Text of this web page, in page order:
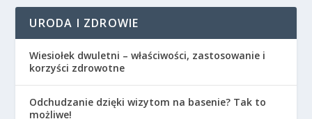
URODA I ZDROWIE
Wiesiołek dwuletni – właściwości, zastosowanie i
korzyści zdrowotne
Odchudzanie dzięki wizytom na basenie? Tak to
możliwe!